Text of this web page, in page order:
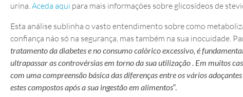
urina.Aceda aqui para mais informações sobre glicosídeos de
Esta análise sublinha o vasto entendimento sobre como
confiança não só na segurança, mas também na sua inocuidade.
tratamento da diabetes e no consumo calórico excessivo, é
ultrapassar as controvérsias em torno da sua utilização . Em muitos
com uma compreensão básica das diferenças entre os vários
estes compostos após a sua ingestão em alimentos“.